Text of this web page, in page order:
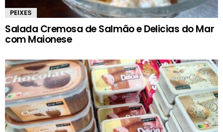
PEIXES
Salada Cremosa de Salmão e Delicias do Mar
com Maionese